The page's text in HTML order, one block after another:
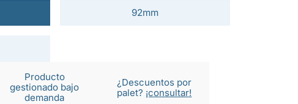
92mm
Producto
gestionado bajo
demanda
¿Descuentos por
palet? ¡consultar!